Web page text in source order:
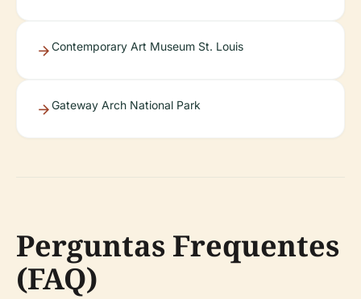
Contemporary Art Museum St. Louis
Gateway Arch National Park
Perguntas Frequentes
(FAQ)